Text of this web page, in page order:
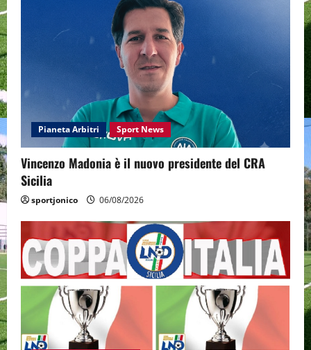
Pianeta Arbitri Sport News
Vincenzo Madonia è il nuovo presidente del CRA
Sicilia
sportjonico 06/08/2026